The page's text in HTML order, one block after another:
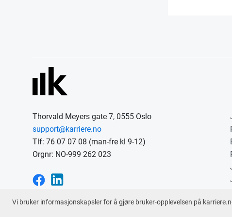
Vi bruker informasjonskapsler for å gjøre bruker-opplevelsen på
Thorvald Meyers gate 7, 0555 Oslo
support@karriere.no
Tlf: 76 07 07 08 (man-fre kl 9-12)
Orgnr: NO-999 262 023
En tjeneste fra © 2026Karriere.no